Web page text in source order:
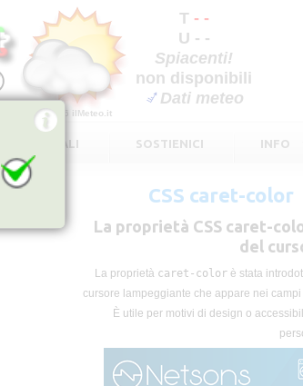
T - -
U - -
Spiacenti!
non disponibili
Dati meteo
©2026 ilMeteo.it
NOTE LEGALI SOSTIENICI INFO
CSS caret-color
La proprietà CSS caret-
del
La proprietà caret-colorè stata
cursore lampeggiante che appare nei campi
È utile per motivi di design o